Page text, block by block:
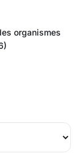
organismes